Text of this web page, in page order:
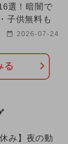
選！暗闇で
子供無料も
2026-07-24
る
み】夜の動